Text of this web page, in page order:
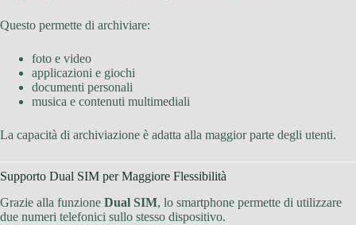
Questo permette di archiviare:
foto e video
applicazioni e giochi
documenti personali
musica e contenuti multimediali
La capacità di archiviazione è adatta alla maggior parte degli utenti.
Supporto Dual SIM per Maggiore Flessibilità
Grazie alla funzione Dual SIM, lo smartphone permette di utilizzare
due numeri telefonici sullo stesso dispositivo.